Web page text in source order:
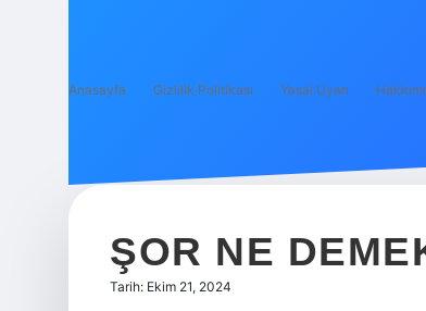
Anasayfa Gizlilik Politikası Yasal Uyarı
ŞOR NE
Tarih: Ekim 21, 2024